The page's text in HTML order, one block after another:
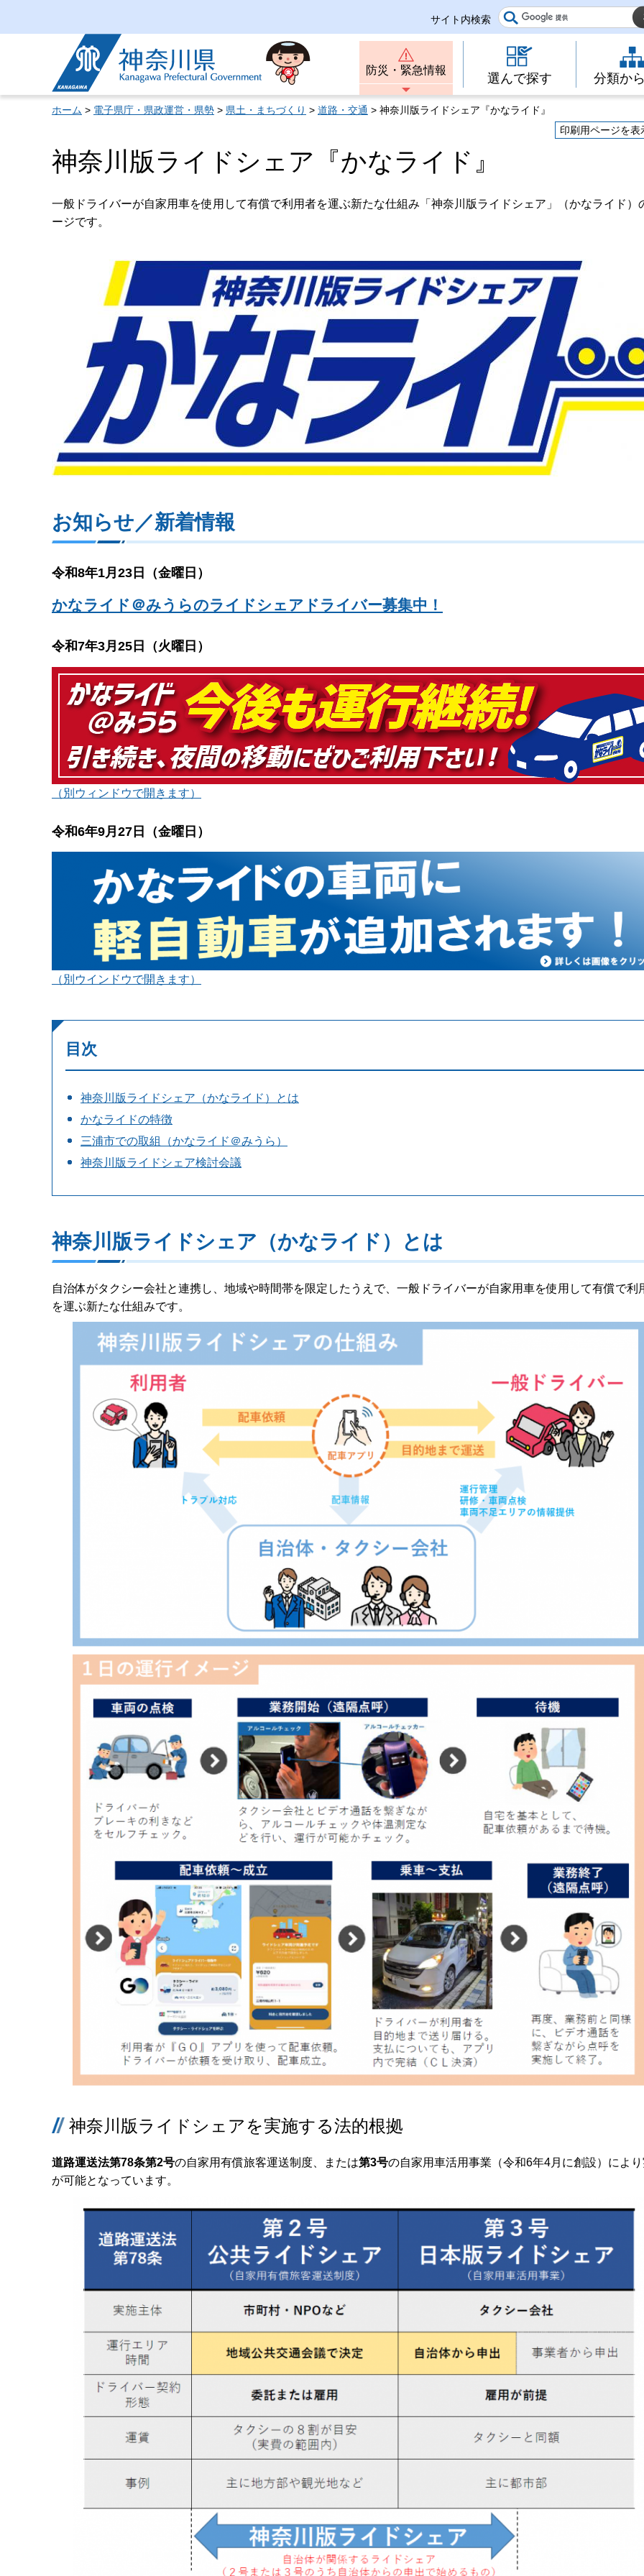
サイト内検索
神奈川県
防災・緊急情報
選んで探す 分類か
ホーム > 電子県庁・県政運営・県勢 > 県土・まちづくり > 道路・交通 > 神奈川版ライドシェア『かなライド』
印刷用ページを表
神奈川版ライドシェア『かなライド』
一般ドライバーが自家用車を使用して有償で利用者を運ぶ新たな仕組み「神奈川版ライドシェア」（かなライド）
ージです。
お知らせ／新着情報
令和8年1月23日（金曜日）
かなライド＠みうらのライドシェアドライバー募集中！
令和7年3月25日（火曜日）
（別ウィンドウで開きます）
令和6年9月27日（金曜日）
（別ウインドウで開きます）
目次
神奈川版ライドシェア（かなライド）とは
かなライドの特徴
三浦市での取組（かなライド＠みうら）
神奈川版ライドシェア検討会議
神奈川版ライドシェア（かなライド）とは
自治体がタクシー会社と連携し、地域や時間帯を限定したうえで、一般ドライバーが自家用車を使用して有償で利
を運ぶ新たな仕組みです。
神奈川版ライドシェアを実施する法的根拠
道路運送法第78条第2号の自家用有償旅客運送制度、または第3号の自家用車活用事業（令和6年4月に創設）によ
が可能となっています。